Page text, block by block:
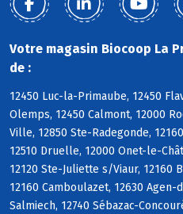
Votre magasin Biocoop La
de :
12450 Luc-la-Primaube, 12450
Olemps, 12450 Calmont, 12000
Ville, 12850 Ste-Radegonde,
12510 Druelle, 12000 Onet-le-
12120 Ste-Juliette s/Viaur, 12160
12160 Camboulazet, 12630 Agen-
Salmiech, 12740 Sébazac-